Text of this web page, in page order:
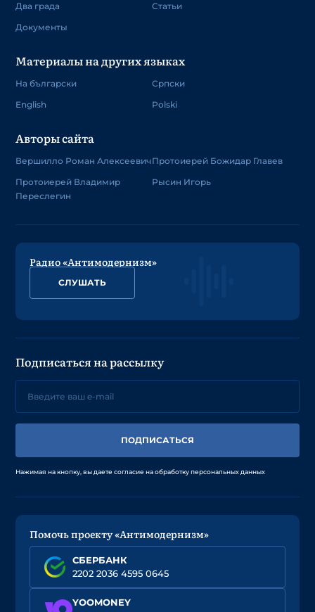
Два града
Документы
Статьи
Материалы на других языках
На български
English
Српски
Polski
Авторы сайта
Вершилло Роман Алексеевич
Протоиерей Владимир
Переслегин
Протоиерей Божидар Главев
Рысин Игорь
Радио «Антимодернизм»
СЛУШАТЬ
Подписаться на рассылку
ПОДПИСАТЬСЯ
Нажимая на кнопку, вы даете согласие на обработку персональных данных
Помочь проекту «Антимодернизм»
СБЕРБАНК
2202 2036 4595 0645
YOOMONEY